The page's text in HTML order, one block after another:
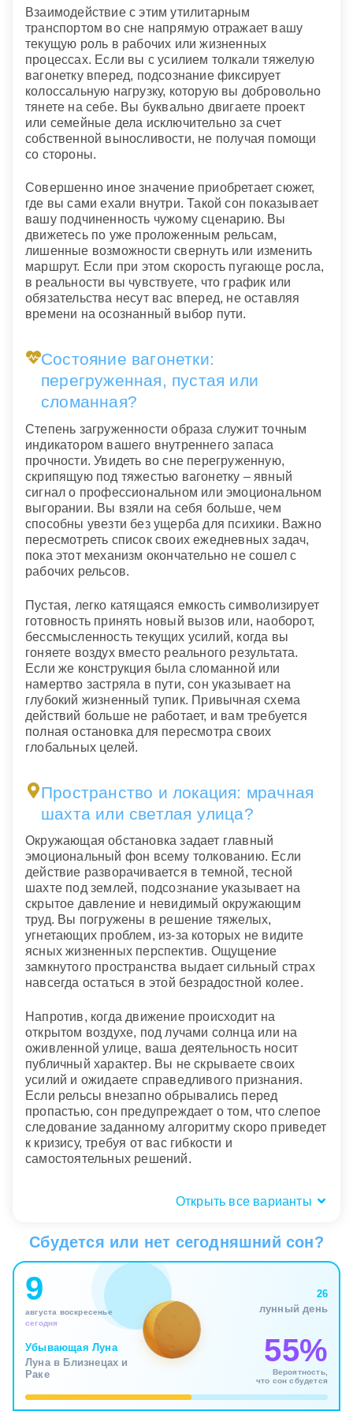
Взаимодействие с этим утилитарным
транспортом во сне напрямую отражает вашу
текущую роль в рабочих или жизненных
процессах. Если вы с усилием толкали тяжелую
вагонетку вперед, подсознание фиксирует
колоссальную нагрузку, которую вы добровольно
тянете на себе. Вы буквально двигаете проект
или семейные дела исключительно за счет
собственной выносливости, не получая помощи
со стороны.
Совершенно иное значение приобретает сюжет,
где вы сами ехали внутри. Такой сон показывает
вашу подчиненность чужому сценарию. Вы
движетесь по уже проложенным рельсам,
лишенные возможности свернуть или изменить
маршрут. Если при этом скорость пугающе росла,
в реальности вы чувствуете, что график или
обязательства несут вас вперед, не оставляя
времени на осознанный выбор пути.
Состояние вагонетки:
перегруженная, пустая или
сломанная?
Степень загруженности образа служит точным
индикатором вашего внутреннего запаса
прочности. Увидеть во сне перегруженную,
скрипящую под тяжестью вагонетку – явный
сигнал о профессиональном или эмоциональном
выгорании. Вы взяли на себя больше, чем
способны увезти без ущерба для психики. Важно
пересмотреть список своих ежедневных задач,
пока этот механизм окончательно не сошел с
рабочих рельсов.
Пустая, легко катящаяся емкость символизирует
готовность принять новый вызов или, наоборот,
бессмысленность текущих усилий, когда вы
гоняете воздух вместо реального результата.
Если же конструкция была сломанной или
намертво застряла в пути, сон указывает на
глубокий жизненный тупик. Привычная схема
действий больше не работает, и вам требуется
полная остановка для пересмотра своих
глобальных целей.
Пространство и локация: мрачная
шахта или светлая улица?
Окружающая обстановка задает главный
эмоциональный фон всему толкованию. Если
действие разворачивается в темной, тесной
шахте под землей, подсознание указывает на
скрытое давление и невидимый окружающим
труд. Вы погружены в решение тяжелых,
угнетающих проблем, из-за которых не видите
ясных жизненных перспектив. Ощущение
замкнутого пространства выдает сильный страх
навсегда остаться в этой безрадостной колее.
Напротив, когда движение происходит на
открытом воздухе, под лучами солнца или на
оживленной улице, ваша деятельность носит
публичный характер. Вы не скрываете своих
усилий и ожидаете справедливого признания.
Если рельсы внезапно обрывались перед
пропастью, сон предупреждает о том, что слепое
следование заданному алгоритму скоро приведет
к кризису, требуя от вас гибкости и
самостоятельных решений.
Открыть все варианты
груза или легкость движения?
Телесный отклик во сне служит главным
маркером того, как вы справляетесь с текущей
жизненной нагрузкой. Ощущать ломоту в
мышцах, сбитое дыхание и невыносимую тяжесть
– это прямая трансляция реального физического
истощения. Ваше тело через сновидение просит
об остановке, сигнализируя, что бесконечная
гонка за результатом начала разрушать ваше
базовое здоровье и отнимать последние силы.
Сбудется или нет сегодняшний сон?
9
августа воскресенье
сегодня
Убывающая Луна
Луна в Близнецах и
Раке
26
лунный день
55%
Вероятность,
что сон сбудется